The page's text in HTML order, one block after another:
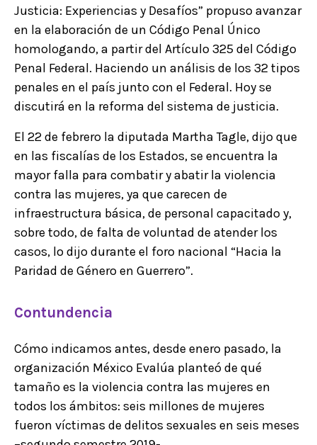
Justicia: Experiencias y Desafíos” propuso avanzar
en la elaboración de un Código Penal Único
homologando, a partir del Artículo 325 del Código
Penal Federal. Haciendo un análisis de los 32 tipos
penales en el país junto con el Federal. Hoy se
discutirá en la reforma del sistema de justicia.
El 22 de febrero la diputada Martha Tagle, dijo que
en las fiscalías de los Estados, se encuentra la
mayor falla para combatir y abatir la violencia
contra las mujeres, ya que carecen de
infraestructura básica, de personal capacitado y,
sobre todo, de falta de voluntad de atender los
casos, lo dijo durante el foro nacional “Hacia la
Paridad de Género en Guerrero”.
Contundencia
Cómo indicamos antes, desde enero pasado, la
organización México Evalúa planteó de qué
tamaño es la violencia contra las mujeres en
todos los ámbitos: seis millones de mujeres
fueron víctimas de delitos sexuales en seis meses